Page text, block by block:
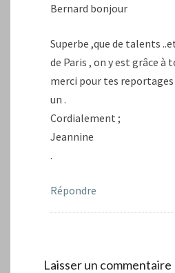
Bernard bonjour
Superbe ,que de talents
de Paris , on y est grâce à
merci pour tes reportages
un .
Cordialement ;
Jeannine
.
Répondre
Laisser un commentaire